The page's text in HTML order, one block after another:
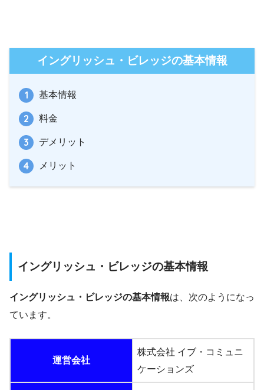
イングリッシュ・ビレッジの基本情報
基本情報
料金
デメリット
メリット
イングリッシュ・ビレッジの基本情報
イングリッシュ・ビレッジの基本情報は、次のようになっ
ています。
運営会社
株式会社 イブ・コミュニ
ケーションズ